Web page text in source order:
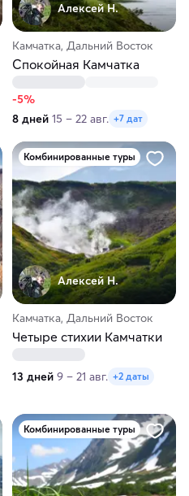
Алексей Н.
Камчатка, Дальний Восток
Спокойная Камчатка
-5%
8 дней 15 – 22 авг. +7 дат
Комбинированные туры
Алексей Н.
Камчатка, Дальний Восток
Четыре стихии Камчатки
13 дней 9 – 21 авг. +2 даты
Комбинированные туры